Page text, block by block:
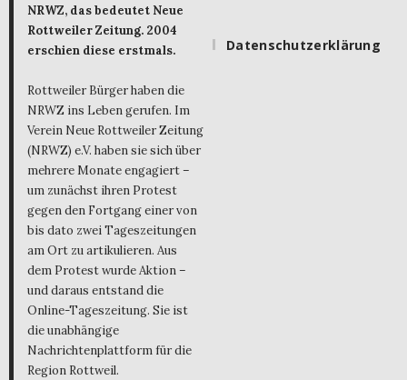
NRWZ, das bedeutet Neue
Rottweiler Zeitung. 2004
erschien diese erstmals.
Rottweiler Bürger haben die
NRWZ ins Leben gerufen. Im
Verein Neue Rottweiler Zeitung
(NRWZ) e.V. haben sie sich über
mehrere Monate engagiert –
um zunächst ihren Protest
gegen den Fortgang einer von
bis dato zwei Tageszeitungen
am Ort zu artikulieren. Aus
dem Protest wurde Aktion –
und daraus entstand die
Online-Tageszeitung. Sie ist
die unabhängige
Nachrichtenplattform für die
Region Rottweil.
Datenschutzerklärung